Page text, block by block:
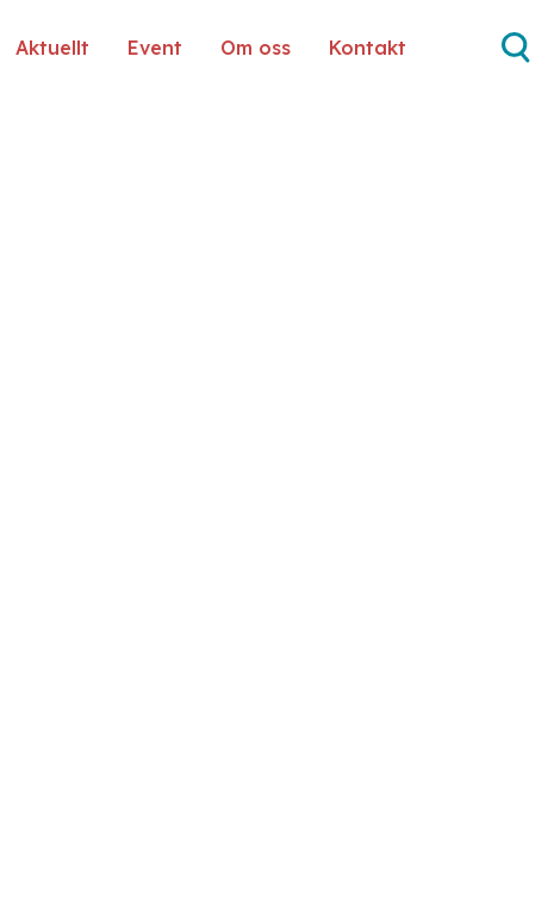
Aktuellt Event Om oss Kontakt